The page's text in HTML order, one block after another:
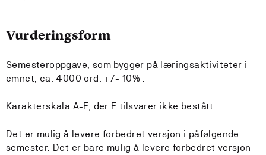
Vurderingsform
Semesteroppgave, som bygger på læringsaktiviteter i
emnet, ca. 4000 ord. +/- 10% .
Karakterskala A-F, der F tilsvarer ikke bestått.
Det er mulig å levere forbedret versjon i påfølgende
semester. Det er bare mulig å levere forbedret versjon